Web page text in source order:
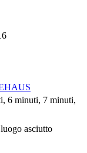
6 minuti, 7 minuti,
asciutto